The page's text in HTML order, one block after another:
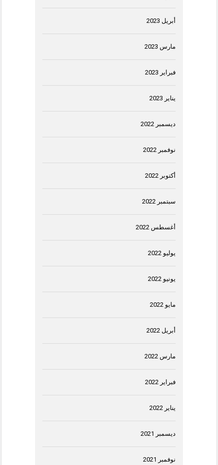
أبريل 2023
مارس 2023
فبراير 2023
يناير 2023
ديسمبر 2022
نوفمبر 2022
أكتوبر 2022
سبتمبر 2022
أغسطس 2022
يوليو 2022
يونيو 2022
مايو 2022
أبريل 2022
مارس 2022
فبراير 2022
يناير 2022
ديسمبر 2021
نوفمبر 2021